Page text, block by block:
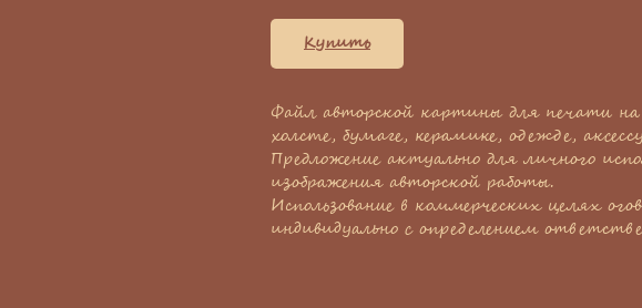
Купить
Файл авторской картины для печати
холсте, бумаге, керамике, одежде,
Предложение актуально для личного
изображения авторской работы.
Использование в коммерческих целях
индивидуально с определением